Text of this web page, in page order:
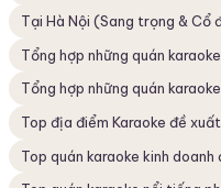
Tại Hà Nội (Sang trọng & Cổ
Tổng hợp những quán
Tổng hợp những quán
Top địa điểm Karaoke đề
Top quán karaoke kinh doanh